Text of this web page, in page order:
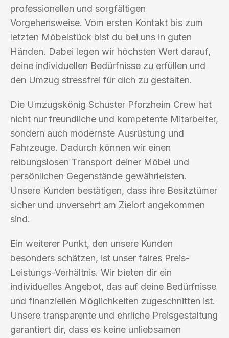
professionellen und sorgfältigen
Vorgehensweise. Vom ersten Kontakt bis zum
letzten Möbelstück bist du bei uns in guten
Händen. Dabei legen wir höchsten Wert darauf,
deine individuellen Bedürfnisse zu erfüllen und
den Umzug stressfrei für dich zu gestalten.
Die Umzugskönig Schuster Pforzheim Crew hat
nicht nur freundliche und kompetente Mitarbeiter,
sondern auch modernste Ausrüstung und
Fahrzeuge. Dadurch können wir einen
reibungslosen Transport deiner Möbel und
persönlichen Gegenstände gewährleisten.
Unsere Kunden bestätigen, dass ihre Besitztümer
sicher und unversehrt am Zielort angekommen
sind.
Ein weiterer Punkt, den unsere Kunden
besonders schätzen, ist unser faires Preis-
Leistungs-Verhältnis. Wir bieten dir ein
individuelles Angebot, das auf deine Bedürfnisse
und finanziellen Möglichkeiten zugeschnitten ist.
Unsere transparente und ehrliche Preisgestaltung
garantiert dir, dass es keine unliebsamen